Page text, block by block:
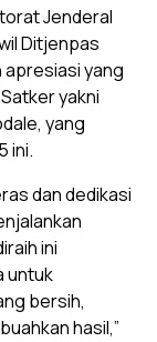
Jenderal
Ditjenpas
apresiasi yang
yakni
yang
ini.
dan dedikasi
ini
untuk
bersih,
hasil,”